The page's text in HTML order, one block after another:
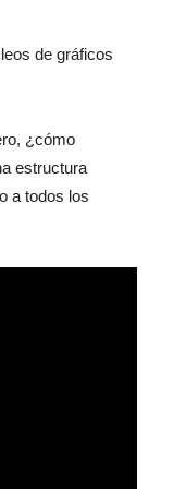
de gráficos
¿cómo
estructura
a todos los